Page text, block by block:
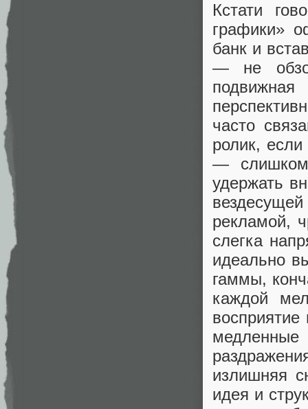
Кстати
графики»
банк и
— не
часто
ролик,
— слишком
удержать
рекламой,
слегка
идеально
гаммы,
каждой
медленные
излишняя
идея и